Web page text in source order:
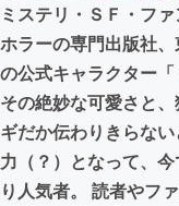
ビジネ
まちづく
CAMPFIRE
CAMPFIRE
ミステリ・ＳＦ・ファ
ホラーの専門出版社
の公式キャラクター「
その絶妙な可愛さと
ギだか伝わりきらな
力（？）となって、
り人気者。 読者やフ